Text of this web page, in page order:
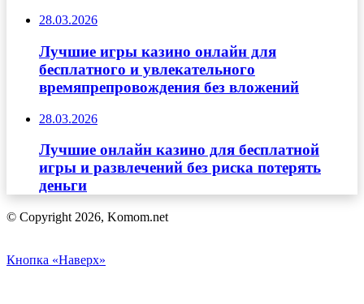
28.03.2026
Лучшие игры казино онлайн для
бесплатного и увлекательного
времяпрепровождения без вложений
28.03.2026
Лучшие онлайн казино для бесплатной
игры и развлечений без риска потерять
деньги
© Copyright 2026, Komom.net
Кнопка «Наверх»